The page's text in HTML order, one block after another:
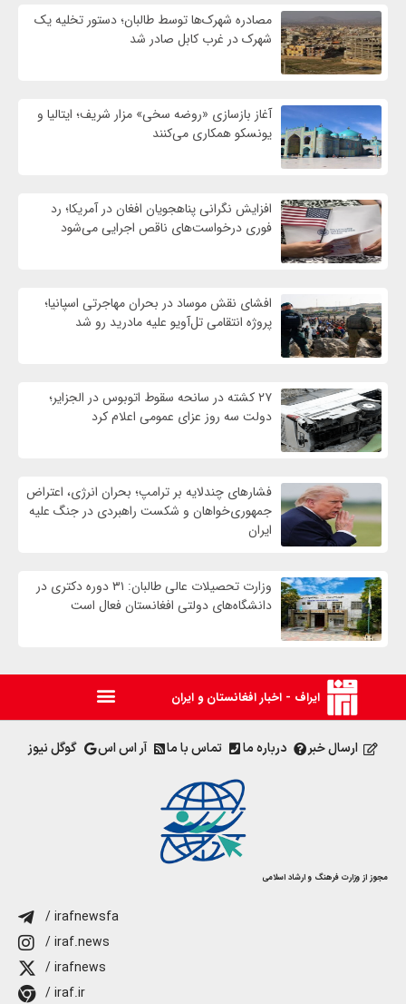
مصادره شهرک‌ها توسط طالبان؛ دستور تخلیه یک
شهرک در غرب کابل صادر شد
آغاز بازسازی «روضه سخی» مزار شریف؛ ایتالیا و
یونسکو همکاری می‌کنند
افزایش نگرانی پناهجویان افغان در آمریکا؛ رد
فوری درخواست‌های ناقص اجرایی می‌شود
افشای نقش موساد در بحران مهاجرتی اسپانیا؛
پروژه انتقامی تل‌آویو علیه مادرید رو شد
۲۷ کشته در سانحه سقوط اتوبوس در الجزایر؛
دولت سه روز عزای عمومی اعلام کرد
فشارهای چندلایه بر ترامپ؛ بحران انرژی، اعتراض
جمهوری‌خواهان و شکست راهبردی در جنگ علیه
ایران
وزارت تحصیلات عالی طالبان: ۳۱ دوره دکتری در
دانشگاه‌های دولتی افغانستان فعال است
ایراف - اخبار افغانستان و ایران
ارسال خبر درباره ما تماس با ما آر اس اس گوگل نیوز
مجوز از وزارت فرهنگ و ارشاد اسلامی
/ irafnewsfa
/ iraf.news
/ irafnews
/ iraf.ir